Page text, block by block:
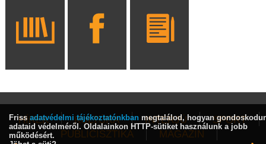
HÍREK KULTÚRA INTERJÚ
SPORT
PUBLICISZTIKA
MAGAZIN
Friss adatvédelmi tájékoztatónkban megtalálod, hogyan
adataid védelméről. Oldalainkon HTTP-sütiket használunk a jobb
működésért.